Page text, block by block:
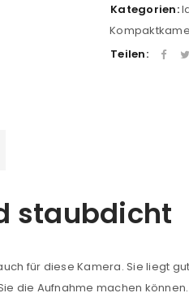
Kategorien:
Teilen:
staubdicht
für diese Kamera. Sie liegt
die Aufnahme machen können.